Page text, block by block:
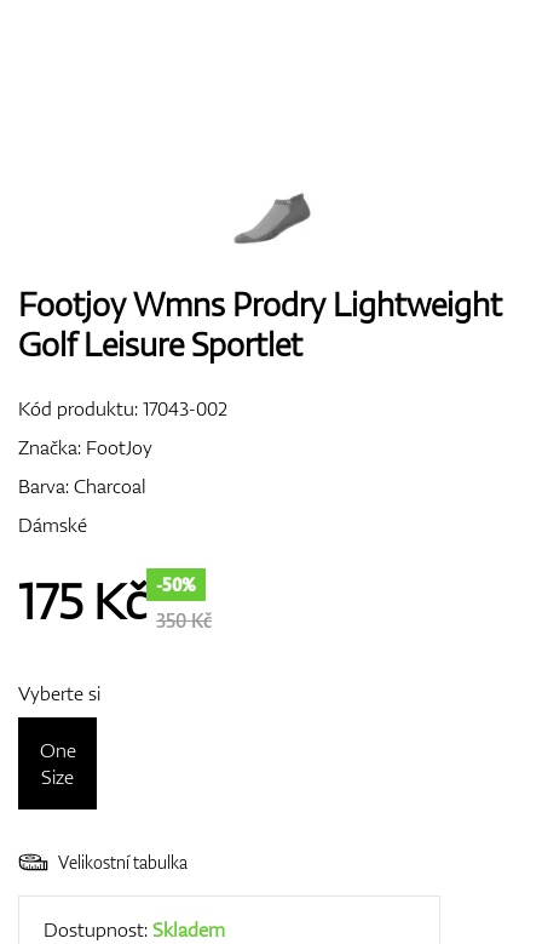
Bagy
Vozíky
Footjoy Wmns Prodry Lightweight
Golf Leisure Sportlet
Kód produktu:17043-002
Značka: FootJoy
Barva: Charcoal
Dámské
175Kč -50%
350 Kč
Vyberte si
One
Size
Velikostní tabulka
Dostupnost:Skladem